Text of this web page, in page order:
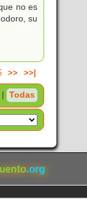
no es
su
>> >>|
Todas